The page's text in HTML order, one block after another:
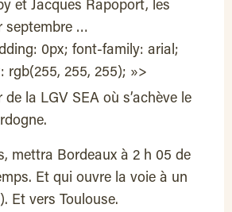
et Jacques Rapoport, les
septembre …
0px; font-family: arial;
rgb(255, 255, 255); »>
la LGV SEA où s’achève le
mettra Bordeaux à 2 h 05 de
Et qui ouvre la voie à un
Et vers Toulouse.